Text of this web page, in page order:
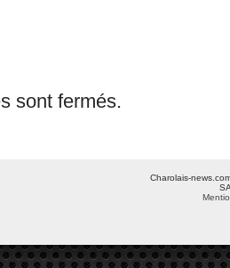
sont fermés.
Charolais-